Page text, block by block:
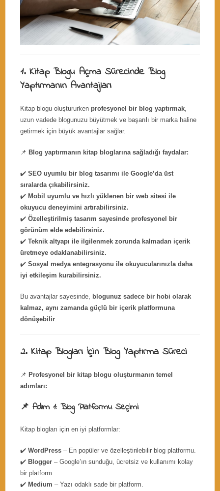
1. Kitap Blogu Açma Sürecinde Blog
Yaptırmanın Avantajları
Kitap blogu oluştururken profesyonel bir blog yaptırmak
uzun vadede blogunuzu büyütmek ve başarılı bir marka haline
getirmek için büyük avantajlar sağlar.
📌 Blog yaptırmanın kitap bloglarına sağladığı faydalar:
✔️SEO uyumlu bir blog tasarımı ile Google’da üst
sıralarda çıkabilirsiniz.
✔️ Mobil uyumlu ve hızlı yüklenen bir web sitesi ile
okuyucu deneyimini artırabilirsiniz.
✔️Özelleştirilmiş tasarım sayesinde profesyonel bir
görünüm elde edebilirsiniz.
✔️Teknik altyapı ile ilgilenmek zorunda kalmadan içerik
üretmeye odaklanabilirsiniz.
✔️Sosyal medya entegrasyonu ile okuyucularınızla daha
iyi etkileşim kurabilirsiniz.
Bu avantajlar sayesinde,
blogunuz sadece bir hobi olarak
kalmaz, aynı zamanda güçlü bir içerik platformuna
dönüşebilir
2. Kitap Blogları İçin Blog Yaptırma Süreci
📌 Profesyonel bir kitap blogu oluşturmanın temel
adımları:
📌 Adım 1: Blog Platformu Seçimi
Kitap blogları için en iyi platformlar:
✔️WordPress – En popüler ve özelleştirilebilir blog platformu.
✔️ Blogger – Google’ın sunduğu, ücretsiz ve kullanımı kolay
bir platform.
✔️ Medium – Yazı odaklı sade bir platform.